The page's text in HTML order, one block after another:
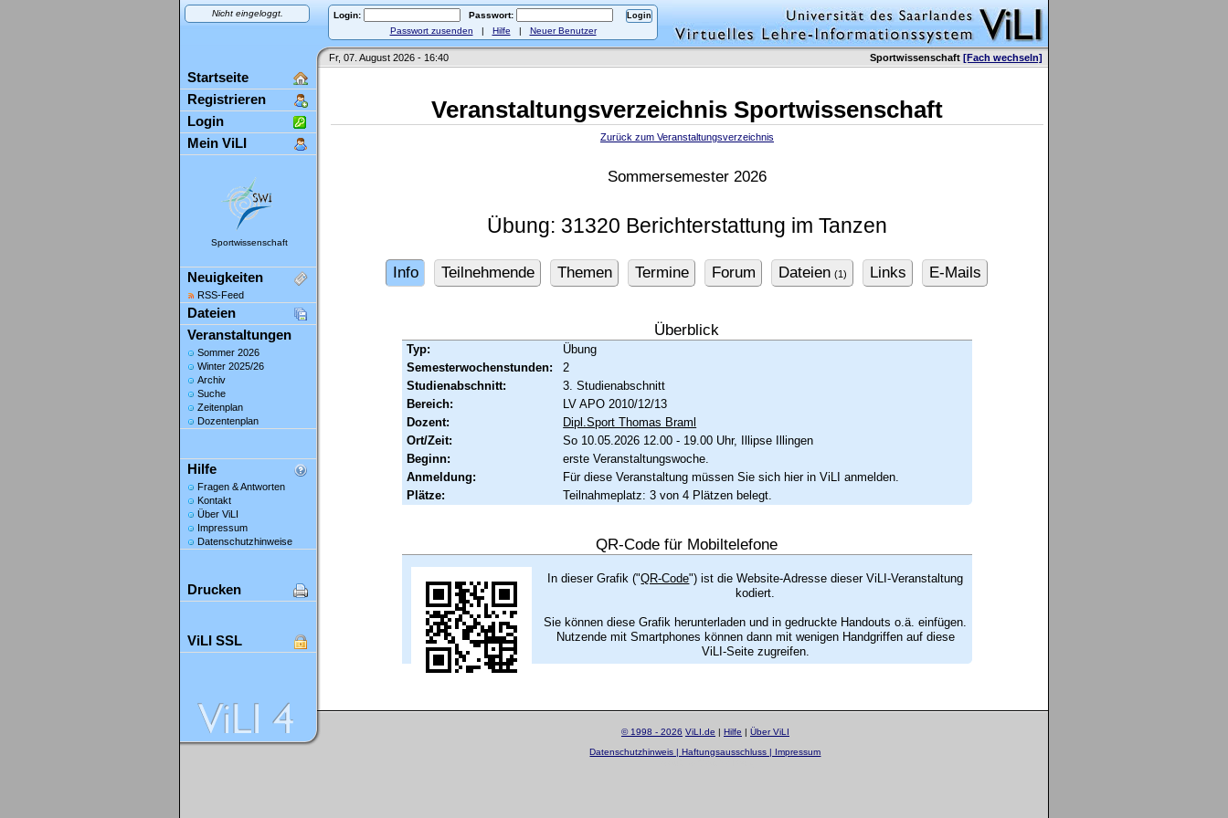
Nicht eingeloggt. Login:
Passwort:
Passwort zusenden | Hilfe | Neuer Benutzer
Fr, 07. August 2026 - 16:40 Sportwissenschaft [Fach wechseln]
Startseite
Registrieren
Login
Mein ViLI
Sportwissenschaft
Neuigkeiten
RSS-Feed
Dateien
Veranstaltungen
Sommer 2026
Winter 2025/26
Archiv
Suche
Zeitenplan
Dozentenplan
Hilfe
Fragen & Antworten
Kontakt
Über ViLI
Impressum
Datenschutzhinweise
Drucken
ViLI SSL
Veranstaltungsverzeichnis Sportwissenschaft
Zurück zum Veranstaltungsverzeichnis
Sommersemester 2026
Übung: 31320 Berichterstattung im Tanzen
Info Teilnehmende Themen Termine Forum Dateien (1) Links E-Mails
Überblick
Typ:
Übung
Semesterwochenstunden:
2
Studienabschnitt:
3. Studienabschnitt
Bereich:
LV APO 2010/12/13
Dozent:
Dipl.Sport Thomas Braml
Ort/Zeit:
So 10.05.2026 12.00 - 19.00 Uhr, Illipse Illingen
Beginn:
erste Veranstaltungswoche.
Anmeldung:
Für diese Veranstaltung müssen Sie sich hier in ViLI anmelden.
Plätze:
Teilnahmeplatz: 3 von 4 Plätzen belegt.
QR-Code für Mobiltelefone
In dieser Grafik ("QR-Code") ist die Website-Adresse dieser ViLI-Veranstaltung
kodiert.
Sie können diese Grafik herunterladen und in gedruckte Handouts o.ä. einfügen.
Nutzende mit Smartphones können dann mit wenigen Handgriffen auf diese
ViLI-Seite zugreifen.
© 1998 - 2026 ViLI.de | Hilfe | Über ViLI
Datenschutzhinweis | Haftungsausschluss | Impressum